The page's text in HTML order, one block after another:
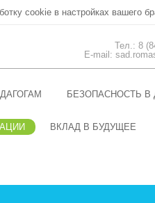
cookie в настройках вашего
Тел.: 8
E-mail:
БЕЗОПАСНОСТЬ В
ВКЛАД В БУДУЩЕЕ